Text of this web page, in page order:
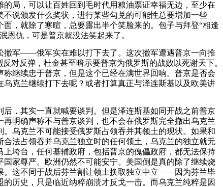
的局，可以让百姓回到毛时代用粮油票证幸福无边，至少在
不说颁发什么奖状，进行某些勾兑的可能性总要增加一些
面，就除了寒暄，总要露出半个笑脸来的。包子与拜登“相逢
恩仇，可是普京就没法笑起来了。
撤军——俄军实在难以打下去了。这次撤军遭遇普京一向推
反对反弹，杜金甚至暗示要普京为俄罗斯的战败以死谢天下。
称继续忠于普京，但是这个已经在满世界回响。普京是否会
乌克兰继续打下去呢？或者打算真正与泽连斯基以及欧美讲
后，其实一直就喊要谈判。但是泽连斯基如同开战之前普京
再明确声称不与普京谈判，也不会在俄罗斯完全撤出乌克兰
乌克兰不可能接受俄罗斯占领吞并其领土的现状。如果和
合法占领吞并乌克兰独立时的任何领土，乌克兰的独立就无
上垮台，任何基辅政府，包括普京的傀儡政府，都无法保持
国家尊严。欧洲仍然不可能安宁。美国倒是真的除了继续烧
。这不同于战后芬兰割让领土换取独立中立——因为芬兰毕
的历史，只是临近纳粹崩溃才反戈一击。而乌克兰纯粹是因